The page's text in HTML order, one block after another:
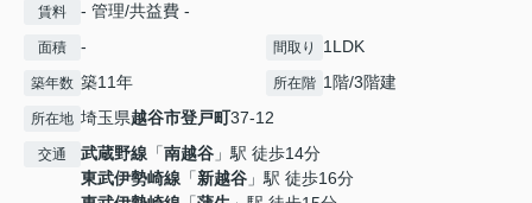
賃料 - 管理/共益費 -
面積 - 間取り 1LDK
築年数 築11年 所在階 1階/3階建
所在地 埼玉県越谷市登戸町37-12
交通 武蔵野線 「南越谷 」駅 徒歩14分
東武伊勢崎線 「新越谷 」駅 徒歩16分